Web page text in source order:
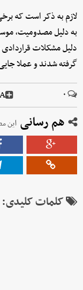
لازم به ذکر است که
به دلیل مصدومیت،
دلیل مشکلات
گرفته شدند و عملا
۰ A
هم رسانی این
کلمات کلیدی: